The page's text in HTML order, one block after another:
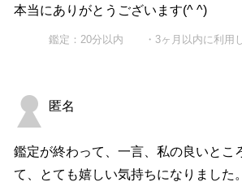
本当にありがとうございます(^ ^)
鑑定：20分以内 ・3ヶ月以内に利用し
匿名
鑑定が終わって、一言、私の良いとこ
て、とても嬉しい気持ちになりまし